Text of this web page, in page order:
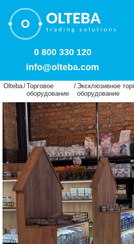
0 800 330 120
info@olteba.com
Olteba/Торговое
оборудование
/ Эксклюзивное
оборудование